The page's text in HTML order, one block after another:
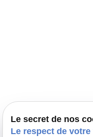
Le secret de nos
Le respect de